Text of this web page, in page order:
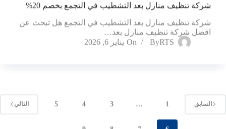
شركة تنظيف منازل بعد التشطيب في التجمع بخصم 20%
شركة تنظيف منازل بعد التشطيب في التجمع هل تبحث عن
افضل شركة تنظيف منازل بعد…
ByRTS
On يناير 6, 2026
السابق 1
…
3
4
5 التالي